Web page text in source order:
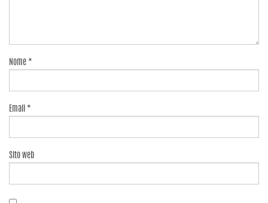
Nome *
Email *
Sito web